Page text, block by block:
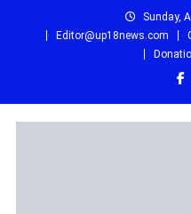
Sunday,
Editor@up18news.com